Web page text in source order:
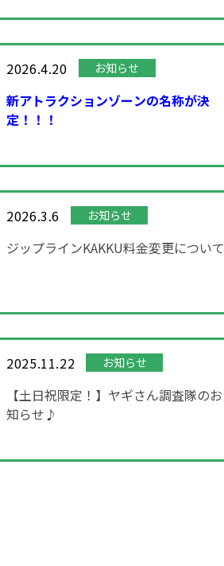
2026.4.20 お知らせ
新アトラクションゾーンの名称が決
定！！！
2026.3.6 お知らせ
ジップラインKAKKU料金変更について
2025.11.22 お知らせ
【土日祝限定！】ヤギさん調査隊のお
知らせ♪